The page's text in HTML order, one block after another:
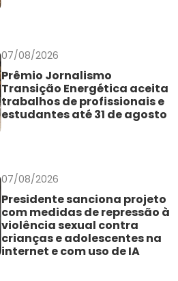
07/08/2026
Prêmio Jornalismo
Transição Energética aceita
trabalhos de profissionais e
estudantes até 31 de agosto
07/08/2026
Presidente sanciona projeto
com medidas de repressão à
violência sexual contra
crianças e adolescentes na
internet e com uso de IA